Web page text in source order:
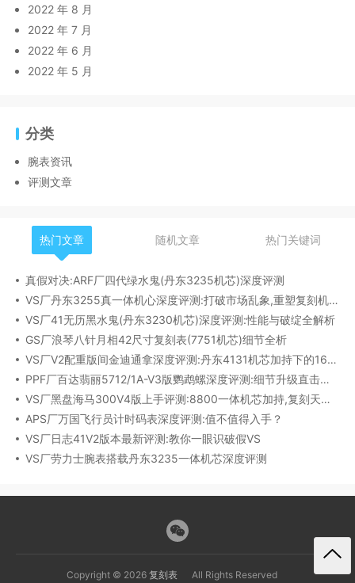
2022 年 8 月
2022 年 7 月
2022 年 6 月
2022 年 5 月
分类
腕表资讯
评测文章
热门文章 随机文章 热门关键词
真假对决:ARF厂四代绿水鬼(丹东3235机芯)深度评测
VS厂丹东3255真一体机心深度评测:打破市场乱象,重塑复刻机芯新标杆​
VS厂41无历黑水鬼(丹东3230机芯)深度评测:性能与破绽全解析
GS厂浪琴八针月相42尺寸复刻表(7751机芯)细节全析
VS厂V2配重版间金迪通拿深度评测:丹东4131机芯加持下的165克精密之作​
PPF厂百达翡丽5712/1A-V3版鹦鹉螺深度评测:细节升级直击正品
VS厂黑盘海马300V4版上手评测:8800一体机芯加持,复刻天花板实至名归?
APS厂万国飞行员计时码表深度评测:值不值得入手？
VS厂日志41V2版本最新评测:教你一眼识破假VS
VS厂劳力士腕表搭载丹东3235一体机芯深度评测
Copyright © 2026 复刻表 All Rights Reserved